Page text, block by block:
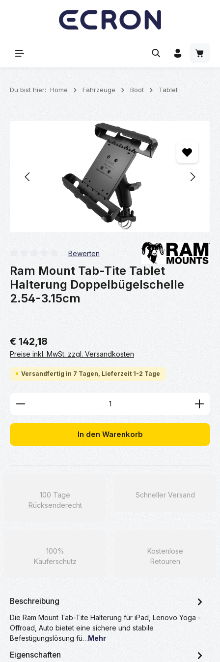
Du bist hier: Home Fahrzeuge Boot Tablet
Bildergalerie überspringen
Durchschnittliche Bewertung von 0 von 5 Sternen
Bewerten
Ram Mount Tab-Tite Tablet
Halterung Doppelbügelschelle
2.54-3.15cm
€ 142,18
Preise inkl. MwSt. zzgl. Versandkosten
Versandfertig in 7 Tagen, Lieferzeit 1-2 Tage
Produkt Anzahl: Gib den gewünschten Wert ein
In den Warenkorb
100 Tage
Rücksenderecht
Schneller Versand
100%
Käuferschutz
Kostenlose
Retouren
Beschreibung
Die Ram Mount Tab-Tite Halterung für iPad, Lenovo Yoga -
Offroad, Auto bietet eine sichere und stabile
Befestigungslösung fü…Mehr
Eigenschaften